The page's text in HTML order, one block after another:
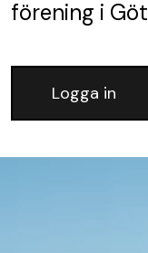
förening i
Logga in